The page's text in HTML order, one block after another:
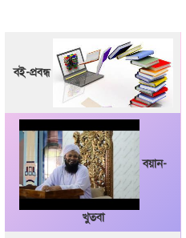
বই-প্রবন্ধ
বয়ান-
খুতবা